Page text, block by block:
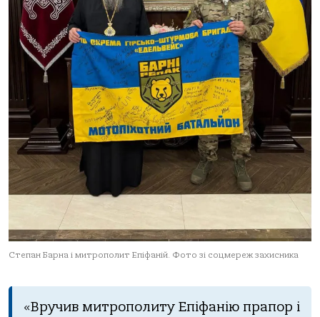
Степан Барна і митрополит Епіфаній. Фото зі соцмереж захисника
«Вручив митрополиту Епіфанію прапор і